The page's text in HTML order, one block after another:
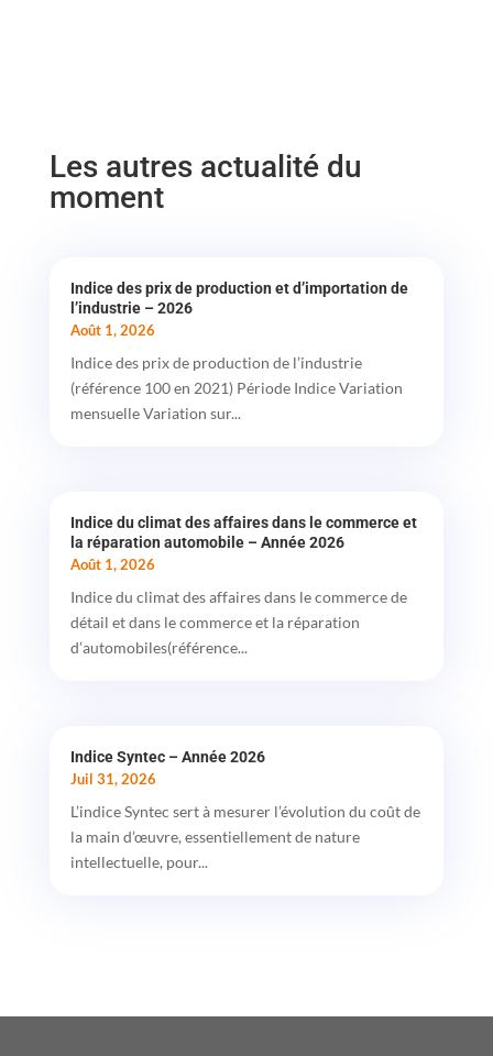
Les autres actualité du
moment
Indice des prix de production et d’importation de
l’industrie – 2026
Août 1, 2026
Indice des prix de production de l’industrie
(référence 100 en 2021) Période Indice Variation
mensuelle Variation sur...
Indice du climat des affaires dans le commerce et
la réparation automobile – Année 2026
Août 1, 2026
Indice du climat des affaires dans le commerce de
détail et dans le commerce et la réparation
d’automobiles(référence...
Indice Syntec – Année 2026
Juil 31, 2026
L’indice Syntec sert à mesurer l’évolution du coût de
la main d’œuvre, essentiellement de nature
intellectuelle, pour...